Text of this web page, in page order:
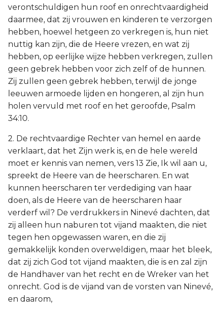
verontschuldigen hun roof en onrechtvaardigheid
daarmee, dat zij vrouwen en kinderen te verzorgen
hebben, hoewel hetgeen zo verkregen is, hun niet
nuttig kan zijn, die de Heere vrezen, en wat zij
hebben, op eerlijke wijze hebben verkregen, zullen
geen gebrek hebben voor zich zelf of de hunnen.
Zij zullen geen gebrek hebben, terwijl de jonge
leeuwen armoede lijden en hongeren, al zijn hun
holen vervuld met roof en het geroofde, Psalm
34:10.
2. De rechtvaardige Rechter van hemel en aarde
verklaart, dat het Zijn werk is, en de hele wereld
moet er kennis van nemen, vers 13 Zie, Ik wil aan u,
spreekt de Heere van de heerscharen. En wat
kunnen heerscharen ter verdediging van haar
doen, als de Heere van de heerscharen haar
verderf wil? De verdrukkers in Ninevé dachten, dat
zij alleen hun naburen tot vijand maakten, die niet
tegen hen opgewassen waren, en die zij
gemakkelijk konden overweldigen, maar het bleek,
dat zij zich God tot vijand maakten, die is en zal zijn
de Handhaver van het recht en de Wreker van het
onrecht. God is de vijand van de vorsten van Ninevé,
en daarom,